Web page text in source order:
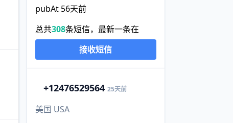
pubAt 56天前
总共308条短信，最新一条在
接收短信
+12476529564 25天前
美国 USA